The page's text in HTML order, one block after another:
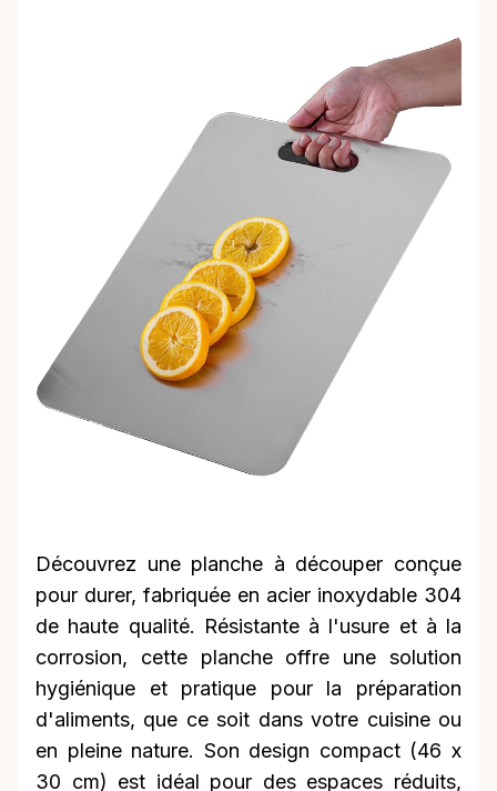
Découvrez une planche à découper conçue
pour durer, fabriquée en acier inoxydable 304
de haute qualité. Résistante à l'usure et à la
corrosion, cette planche offre une solution
hygiénique et pratique pour la préparation
d'aliments, que ce soit dans votre cuisine ou
en pleine nature. Son design compact (46 x
30 cm) est idéal pour des espaces réduits,